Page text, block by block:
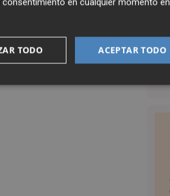
ACEPTAR TODO
TODO